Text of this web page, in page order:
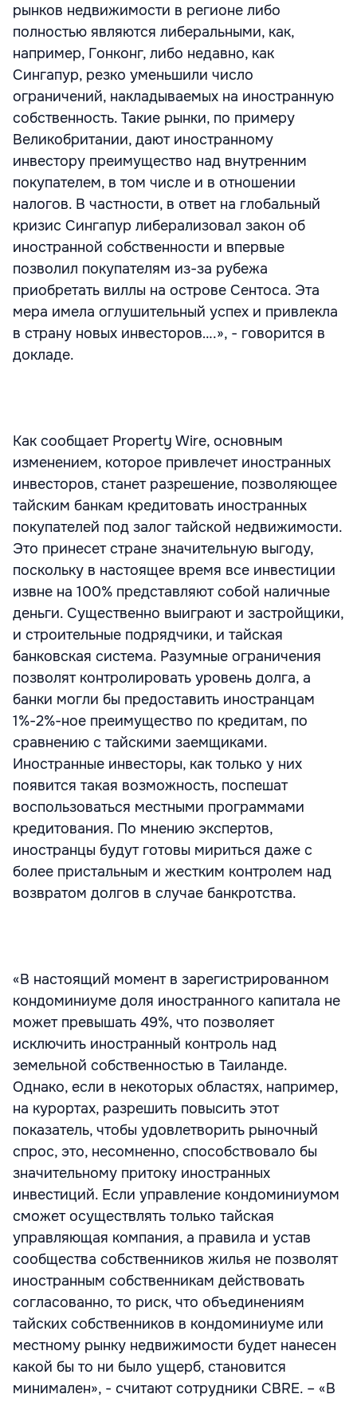
рынков недвижимости в регионе либо
полностью являются либеральными, как,
например, Гонконг, либо недавно, как
Сингапур, резко уменьшили число
ограничений, накладываемых на иностранную
собственность. Такие рынки, по примеру
Великобритании, дают иностранному
инвестору преимущество над внутренним
покупателем, в том числе и в отношении
налогов. В частности, в ответ на глобальный
кризис Сингапур либерализовал закон об
иностранной собственности и впервые
позволил покупателям из-за рубежа
приобретать виллы на острове Сентоса. Эта
мера имела оглушительный успех и привлекла
в страну новых инвесторов….», - говорится в
докладе.
Как сообщает Property Wire, основным
изменением, которое привлечет иностранных
инвесторов, станет разрешение, позволяющее
тайским банкам кредитовать иностранных
покупателей под залог тайской недвижимости.
Это принесет стране значительную выгоду,
поскольку в настоящее время все инвестиции
извне на 100% представляют собой наличные
деньги. Существенно выиграют и застройщики,
и строительные подрядчики, и тайская
банковская система. Разумные ограничения
позволят контролировать уровень долга, а
банки могли бы предоставить иностранцам
1%-2%-ное преимущество по кредитам, по
сравнению с тайскими заемщиками.
Иностранные инвесторы, как только у них
появится такая возможность, поспешат
воспользоваться местными программами
кредитования. По мнению экспертов,
иностранцы будут готовы мириться даже с
более пристальным и жестким контролем над
возвратом долгов в случае банкротства.
«В настоящий момент в зарегистрированном
кондоминиуме доля иностранного капитала не
может превышать 49%, что позволяет
исключить иностранный контроль над
земельной собственностью в Таиланде.
Однако, если в некоторых областях, например,
на курортах, разрешить повысить этот
показатель, чтобы удовлетворить рыночный
спрос, это, несомненно, способствовало бы
значительному притоку иностранных
инвестиций. Если управление кондоминиумом
сможет осуществлять только тайская
управляющая компания, а правила и устав
сообщества собственников жилья не позволят
иностранным собственникам действовать
согласованно, то риск, что объединениям
тайских собственников в кондоминиуме или
местному рынку недвижимости будет нанесен
какой бы то ни было ущерб, становится
минимален», - считают сотрудники CBRE. – «В